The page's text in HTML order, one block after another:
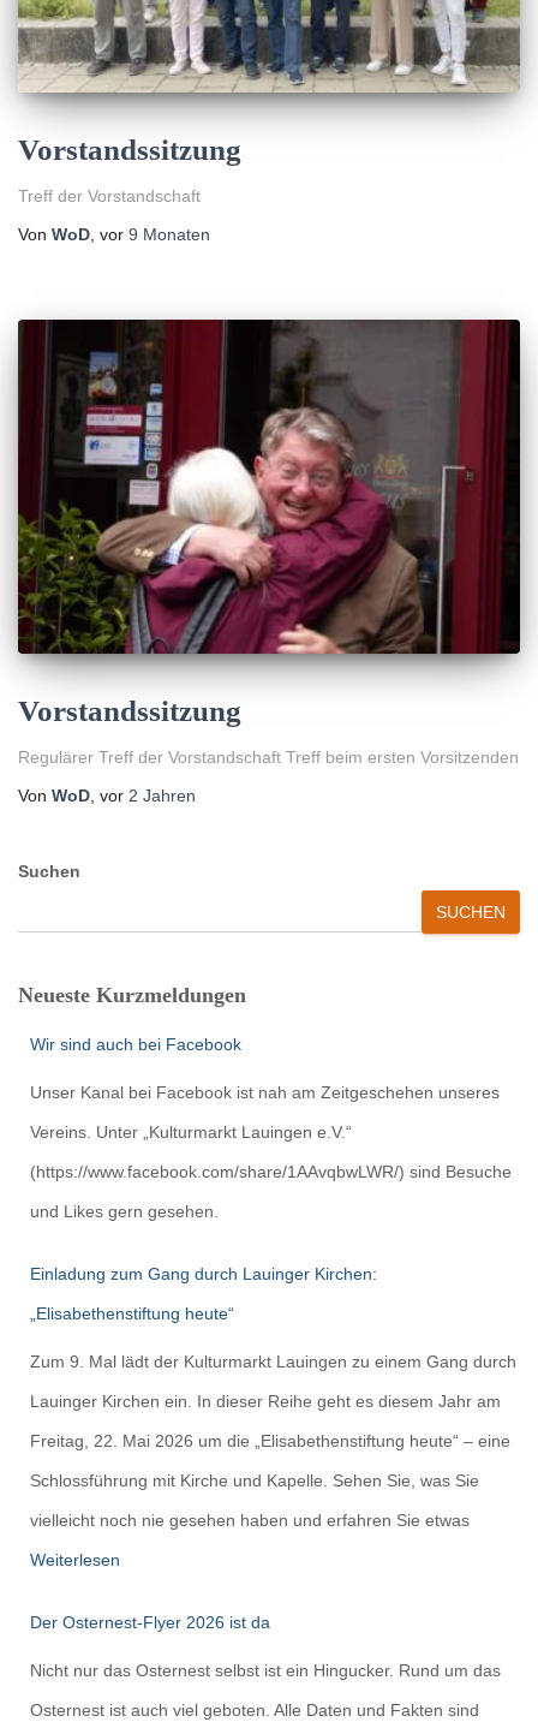
Vorstandssitzung
Treff der Vorstandschaft
Von WoD , vor 9 Monaten
Vorstandssitzung
Regulärer Treff der Vorstandschaft Treff beim ersten Vorsitzenden
Von WoD, vor 2 Jahren
Suchen
SUCHEN
Neueste Kurzmeldungen
Wir sind auch bei Facebook
Unser Kanal bei Facebook ist nah am Zeitgeschehen unseres
Vereins. Unter „Kulturmarkt Lauingen e.V.“
(https://www.facebook.com/share/1AAvqbwLWR/) sind Besuche
und Likes gern gesehen.
Einladung zum Gang durch Lauinger Kirchen:
„Elisabethenstiftung heute“
Zum 9. Mal lädt der Kulturmarkt Lauingen zu einem Gang durch
Lauinger Kirchen ein. In dieser Reihe geht es diesem Jahr am
Freitag, 22. Mai 2026 um die „Elisabethenstiftung heute“ – eine
Schlossführung mit Kirche und Kapelle. Sehen Sie, was Sie
vielleicht noch nie gesehen haben und erfahren Sie etwas
Weiterlesen
Der Osternest-Flyer 2026 ist da
Nicht nur das Osternest selbst ist ein Hingucker. Rund um das
Osternest ist auch viel geboten. Alle Daten und Fakten sind